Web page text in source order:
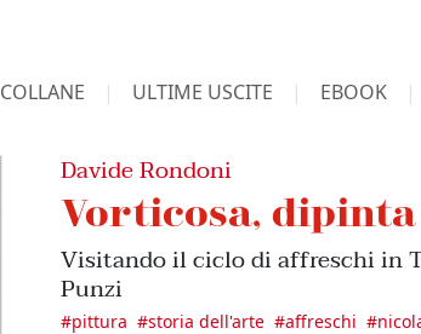
COLLANE ULTIME USCITE EBOOK
Davide Rondoni
Vorticosa, dipinta
Visitando il ciclo di affreschi in
Punzi
#pittura #storia dell'arte #affreschi #